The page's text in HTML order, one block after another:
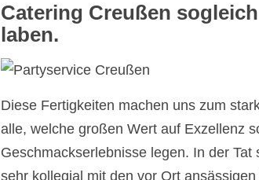
Catering Creußen
laben.
Diese Fertigkeiten machen uns zum
alle, welche großen Wert auf Exzellenz
Geschmackserlebnisse legen. In der
sehr kollegial mit den vor Ort